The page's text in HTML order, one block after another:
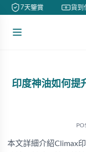
7天鑒賞 貨到
印度神油如何提
本文詳細介紹Climax